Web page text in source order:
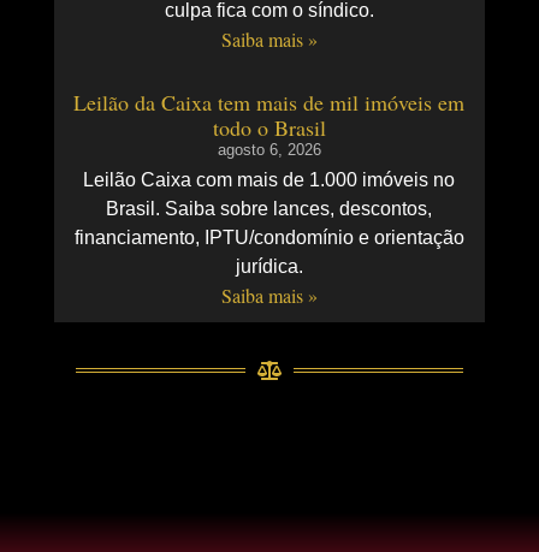
culpa fica com o síndico.
Saiba mais »
Leilão da Caixa tem mais de mil imóveis em
todo o Brasil
agosto 6, 2026
Leilão Caixa com mais de 1.000 imóveis no
Brasil. Saiba sobre lances, descontos,
financiamento, IPTU/condomínio e orientação
jurídica.
Saiba mais »